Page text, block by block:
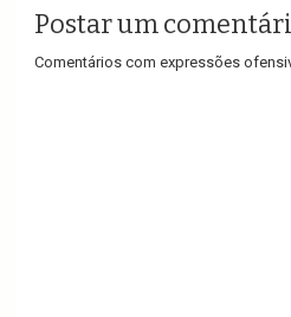
Postar um
Comentários com expressões